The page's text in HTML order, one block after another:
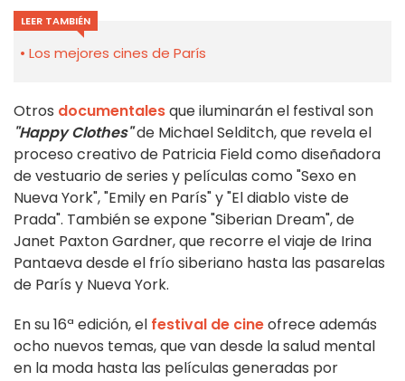
LEER TAMBIÉN
Los mejores cines de París
Otros documentalesque iluminarán el festival son
"Happy Clothes"de Michael Selditch, que revela el
proceso creativo de Patricia Field como diseñadora
de vestuario de series y películas como "Sexo en
Nueva York", "Emily en París" y "El diablo viste de
Prada". También se expone "Siberian Dream", de
Janet Paxton Gardner, que recorre el viaje de Irina
Pantaeva desde el frío siberiano hasta las pasarelas
de París y Nueva York.
En su 16ª edición, el festival de cineofrece además
ocho nuevos temas, que van desde la salud mental
en la moda hasta las películas generadas por